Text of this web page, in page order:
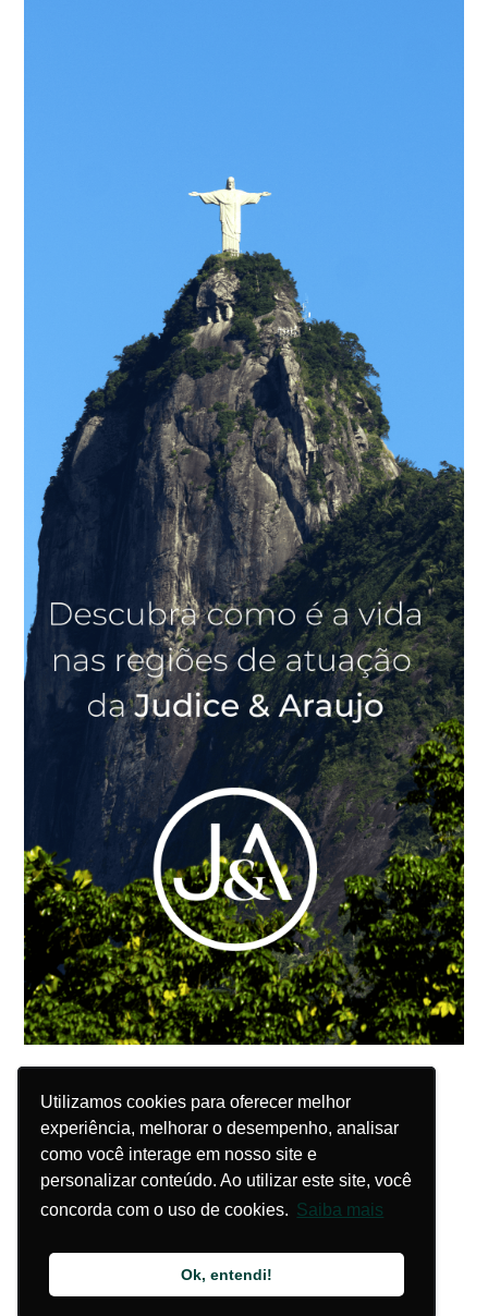
Utilizamos cookies para oferecer melhor
experiência, melhorar o desempenho, analisar
como você interage em nosso site e
personalizar conteúdo. Ao utilizar este site, você
concorda com o uso de cookies. Saiba mais
Ok, entendi!
Utilizamos cookies para oferecer melhor
experiência, melhorar o desempenho, analisar
como você interage em nosso site e
personalizar conteúdo. Ao utilizar este site, você
concorda com o uso de cookies. Saiba mais
Ok, entendi!